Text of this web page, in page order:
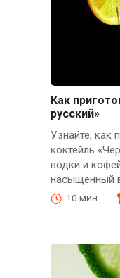
Как
русский»
Узнайте, как
коктейль
водки и
насыщенный
10 мин.